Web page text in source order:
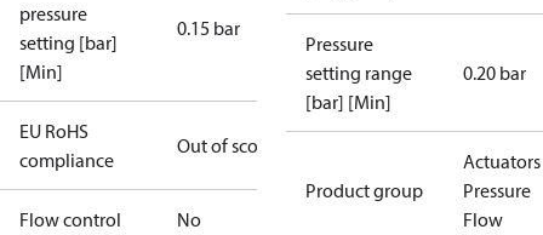
pressure
setting [bar]
[Min]
0.15 bar
EU RoHS
compliance
Out of scope
Flow control No
Pressure
setting range
[bar] [Min]
0.20 bar
Product group
Pressure
Flow